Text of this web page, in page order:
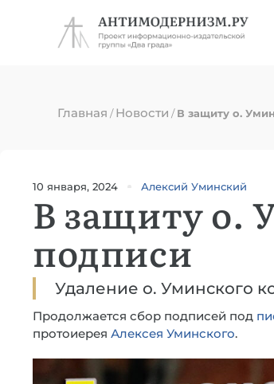
Главная /Новости /В защиту о.
10 января, 2024 Алексий Уминский
В защиту о.
подписи
Удаление о. Уминского
Продолжается сбор подписей под
протоиерея Алексея Уминского.